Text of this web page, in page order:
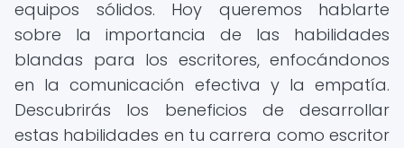
equipos sólidos. Hoy queremos hablarte
sobre la importancia de las habilidades
blandas para los escritores, enfocándonos
en la comunicación efectiva y la empatía.
Descubrirás los beneficios de desarrollar
estas habilidades en tu carrera como escritor